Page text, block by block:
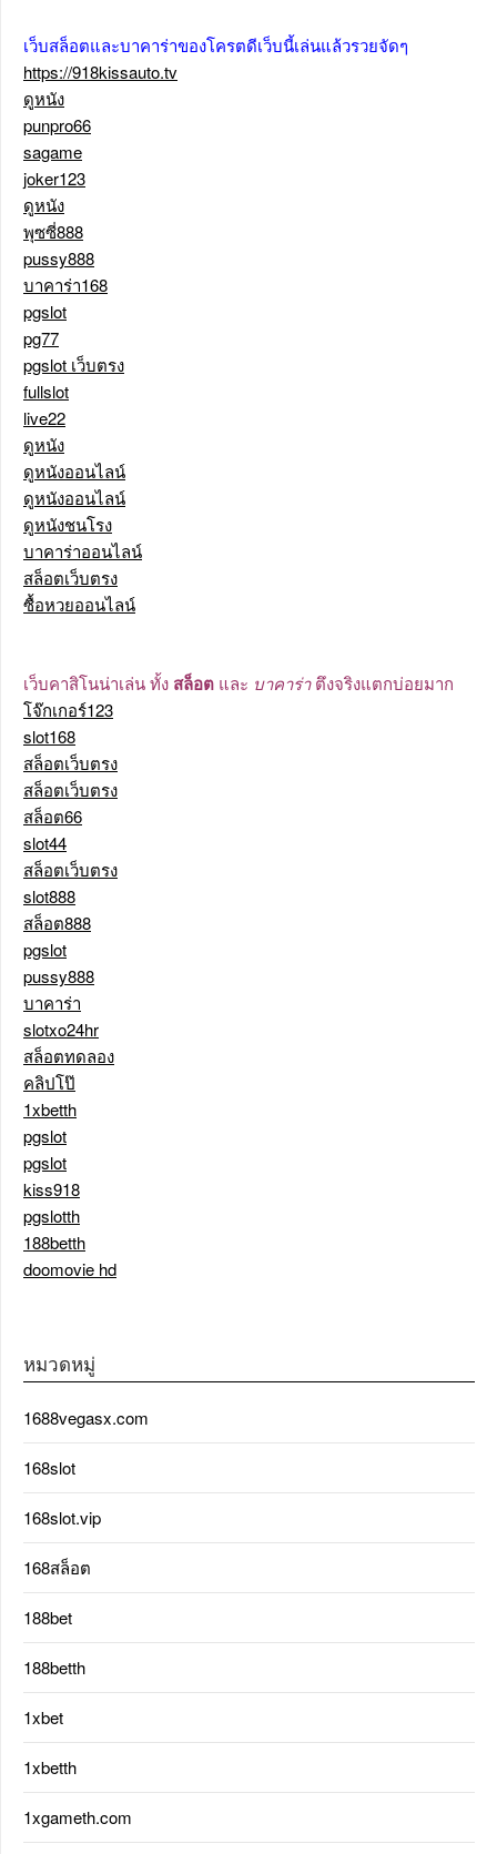
เว็บสล็อตและบาคาร่าของโครตดีเว็บนี้เล่นแล้วรวยจัดๆ
https://918kissauto.tv
ดูหนัง
punpro66
sagame
joker123
ดูหนัง
พุซซี่888
pussy888
บาคาร่า168
pgslot
pg77
pgslot เว็บตรง
fullslot
live22
ดูหนัง
ดูหนังออนไลน์
ดูหนังออนไลน์
ดูหนังชนโรง
บาคาร่าออนไลน์
สล็อตเว็บตรง
ซื้อหวยออนไลน์
เว็บคาสิโนน่าเล่น ทั้ง สล็อต และ บาคาร่าตึงจริงแตกบ่อยมาก
โจ๊กเกอร์123
slot168
สล็อตเว็บตรง
สล็อตเว็บตรง
สล็อต66
slot44
สล็อตเว็บตรง
slot888
สล็อต888
pgslot
pussy888
บาคาร่า
slotxo24hr
สล็อตทดลอง
คลิปโป๊
1xbetth
pgslot
pgslot
kiss918
pgslotth
188betth
doomovie hd
หมวดหมู่
1688vegasx.com
168slot
168slot.vip
168สล็อต
188bet
188betth
1xbet
1xbetth
1xgameth.com